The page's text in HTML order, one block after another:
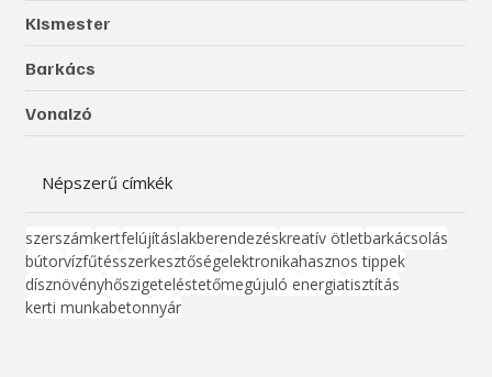
Kismester
Barkács
Vonalzó
Népszerű címkék
szerszámkertfelújításlakberendezéskreatív ötletbarkácsolás
bútorvízfűtésszerkesztőségelektronikahasznos tippek
dísznövényhőszigeteléstetőmegújuló energiatisztítás
kerti munkabetonnyár